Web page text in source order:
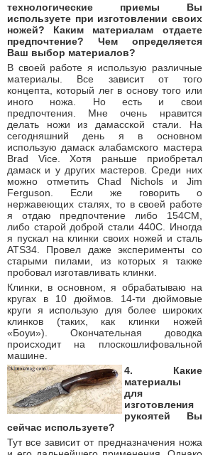
технологические приемы Вы
используете при изготовлении своих
ножей? Каким материалам отдаете
предпочтение? Чем определяется
Ваш выбор материалов?
В своей работе я использую различные
материалы. Все зависит от того
концепта, который лег в основу того или
иного ножа. Но есть и свои
предпочтения. Мне очень нравится
делать ножи из дамасской стали. На
сегодняшний день я в основном
использую дамаск алабамского мастера
Brad Vice. Хотя раньше приобретал
дамаск и у других мастеров. Среди них
можно отметить Chad Nichols и Jim
Ferguson. Если же говорить о
нержавеющих сталях, то в своей работе
я отдаю предпочтение либо 154CM,
либо старой доброй стали 440C. Иногда
я пускал на клинки своих ножей и сталь
ATS34. Провел даже эксперименты со
старыми пилами, из которых я также
пробовал изготавливать клинки.
Клинки, в основном, я обрабатываю на
кругах в 10 дюймов. 14-ти дюймовые
круги я использую для более широких
клинков (таких, как клинки ножей
«Боуи»). Окончательная доводка
происходит на плоскошлифовальной
машине.
4. Какие
материалы
для
изготовления
рукоятей Вы
сейчас используете?
Тут все зависит от предназначения ножа